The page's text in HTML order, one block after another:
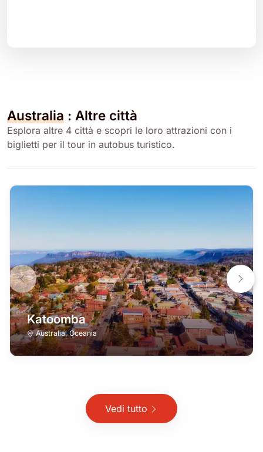
Australia : Altre città
Esplora altre 4 città e scopri le loro attrazioni con i
biglietti per il tour in autobus turistico.
Katoomba
Australia,Oceania
Vedi tutto